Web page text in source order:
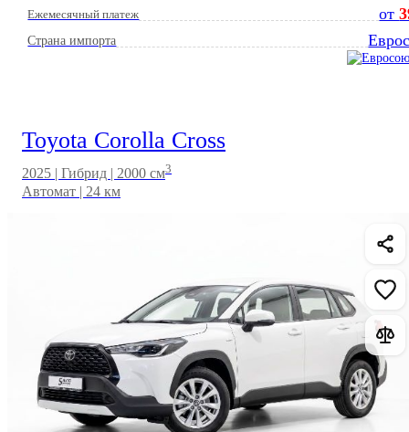
Ежемесячный платеж от
Страна импорта
Toyota Corolla Cross
2025 | Гибрид | 2000 см3
Автомат | 24 км